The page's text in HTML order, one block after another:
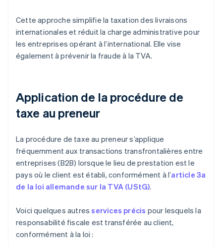
Cette approche simplifie la taxation des livraisons
internationales et réduit la charge administrative pour
les entreprises opérant à l’international. Elle vise
également à prévenir la fraude à la TVA.
Application de la procédure de
taxe au preneur
La procédure de taxe au preneur s’applique
fréquemment aux transactions transfrontalières entre
entreprises (B2B) lorsque le lieu de prestation est le
pays où le client est établi, conformément à l’article 3a
de la loi allemande sur la TVA (UStG).
Voici quelques autresservices précis pour lesquels la
responsabilité fiscale est transférée au client,
conformément à la loi :